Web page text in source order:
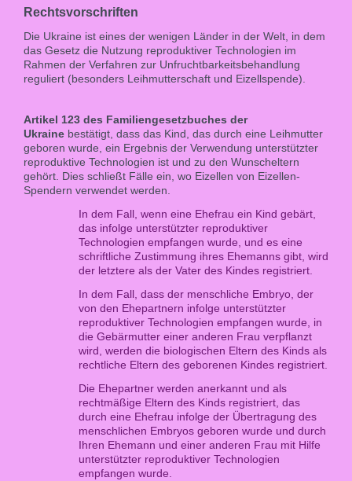
Rechtsvorschriften
Die Ukraine ist eines der wenigen Länder in der Welt, in dem
das Gesetz die Nutzung reproduktiver Technologien im
Rahmen der Verfahren zur Unfruchtbarkeitsbehandlung
reguliert (besonders Leihmutterschaft und Eizellspende).
Artikel 123 des Familiengesetzbuches der
Ukraine bestätigt, dass das Kind, das durch eine Leihmutter
geboren wurde, ein Ergebnis der Verwendung unterstützter
reproduktive Technologien ist und zu den Wunscheltern
gehört. Dies schließt Fälle ein, wo Eizellen von Eizellen-
Spendern verwendet werden.
In dem Fall, wenn eine Ehefrau ein Kind gebärt,
das infolge unterstützter reproduktiver
Technologien empfangen wurde, und es eine
schriftliche Zustimmung ihres Ehemanns gibt, wird
der letztere als der Vater des Kindes registriert.
In dem Fall, dass der menschliche Embryo, der
von den Ehepartnern infolge unterstützter
reproduktiver Technologien empfangen wurde, in
die Gebärmutter einer anderen Frau verpflanzt
wird, werden die biologischen Eltern des Kinds als
rechtliche Eltern des geborenen Kindes registriert.
Die Ehepartner werden anerkannt und als
rechtmäßige Eltern des Kinds registriert, das
durch eine Ehefrau infolge der Übertragung des
menschlichen Embryos geboren wurde und durch
Ihren Ehemann und einer anderen Frau mit Hilfe
unterstützter reproduktiver Technologien
empfangen wurde.